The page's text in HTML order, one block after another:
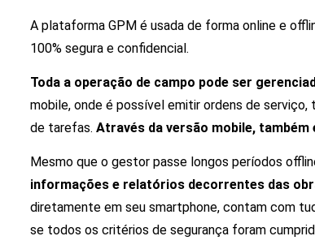
A plataforma GPM é usada de forma online e
100% segura e confidencial.
Toda a operação de campo pode ser
mobile, onde é possível emitir ordens de
de tarefas. Através da versão mobile,
Mesmo que o gestor passe longos períodos
informações e relatórios decorrentes das
diretamente em seu smartphone, contam com
se todos os critérios de segurança foram